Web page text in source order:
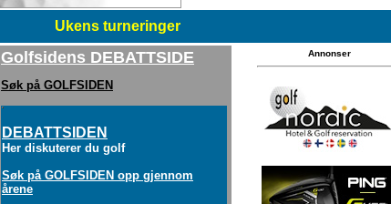
Ukens turneringer
Golfsidens DEBATTSIDE
Søk på GOLFSIDEN
DEBATTSIDEN
Her diskuterer du golf
Søk på GOLFSIDEN opp gjennom
årene
Annonser